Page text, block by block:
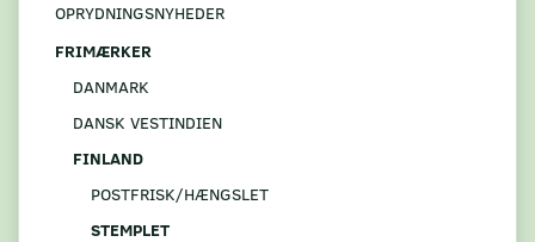
OPRYDNINGSNYHEDER
FRIMÆRKER
DANMARK
DANSK VESTINDIEN
FINLAND
POSTFRISK/HÆNGSLET
STEMPLET